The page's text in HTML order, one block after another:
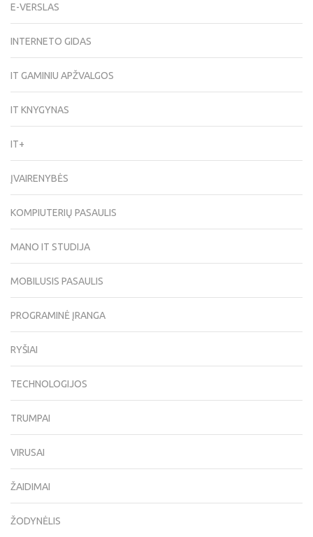
E-VERSLAS
INTERNETO GIDAS
IT GAMINIU APŽVALGOS
IT KNYGYNAS
IT+
ĮVAIRENYBĖS
KOMPIUTERIŲ PASAULIS
MANO IT STUDIJA
MOBILUSIS PASAULIS
PROGRAMINĖ ĮRANGA
RYŠIAI
TECHNOLOGIJOS
TRUMPAI
VIRUSAI
ŽAIDIMAI
ŽODYNĖLIS